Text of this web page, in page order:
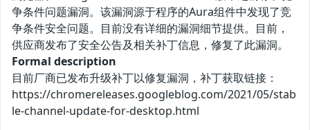
争条件问题漏洞。该漏洞源于程序的Aura组件中发现了竞
争条件安全问题。目前没有详细的漏洞细节提供。目前，
供应商发布了安全公告及相关补丁信息，修复了此漏洞。
Formal description
目前厂商已发布升级补丁以修复漏洞，补丁获取链接：
https://chromereleases.googleblog.com/2021/05/stab
le-channel-update-for-desktop.html